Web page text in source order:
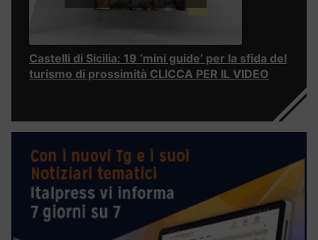
Castelli di Sicilia: 19 ‘mini guide’ per la sfida del
turismo di prossimità CLICCA PER IL VIDEO